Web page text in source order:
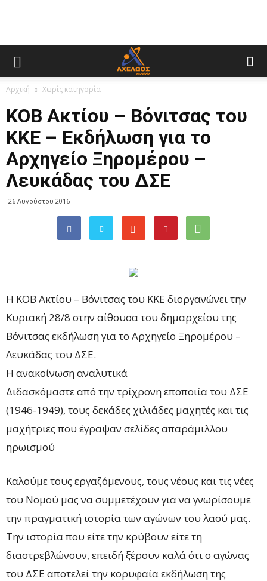
Αρχική Χωρίς κατηγορία
ΚΟΒ Ακτίου – Βόνιτσας του
ΚΚΕ – Eκδήλωση για το
Αρχηγείο Ξηρομέρου –
Λευκάδας του ΔΣΕ
26 Αυγούστου 2016
Η ΚΟΒ Ακτίου – Βόνιτσας του ΚΚΕ διοργανώνει την
Κυριακή 28/8 στην αίθουσα του δημαρχείου της
Βόνιτσας εκδήλωση για το Αρχηγείο Ξηρομέρου –
Λευκάδας του ΔΣΕ.
H ανακοίνωση αναλυτικά
Διδασκόμαστε από την τρίχρονη εποποιία του ΔΣΕ
(1946-1949), τους δεκάδες χιλιάδες μαχητές και τις
μαχήτριες που έγραψαν σελίδες απαράμιλλου
ηρωισμού
Καλούμε τους εργαζόμενους, τους νέους και τις νέες
του Νομού μας να συμμετέχουν για να γνωρίσουμε
την πραγματική ιστορία των αγώνων του λαού μας.
Την ιστορία που είτε την κρύβουν είτε τη
διαστρεβλώνουν, επειδή ξέρουν καλά ότι o αγώνας
του ΔΣΕ αποτελεί την κορυφαία εκδήλωση της